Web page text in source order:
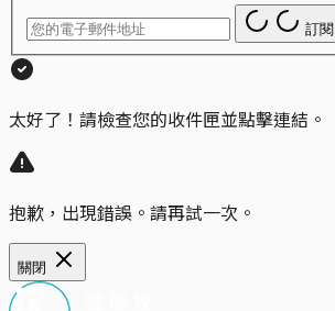
訂閱
太好了！請檢查您的收件匣並點擊連結。
抱歉，出現錯誤。請再試一次。
關閉